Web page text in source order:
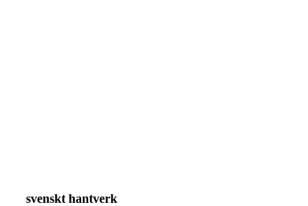
svenskt hantverk